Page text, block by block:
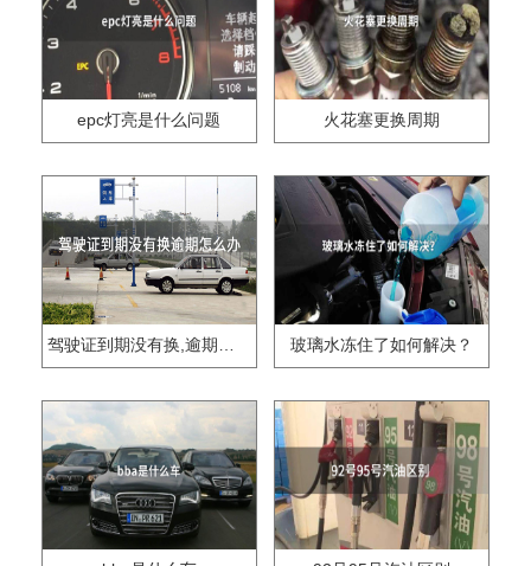
epc灯亮是什么问题 火花塞更换周期
驾驶证到期没有换,逾期怎么办?? 玻璃水冻住了如何解决？